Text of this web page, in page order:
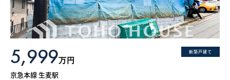
新築戸建て
5,999万円
京急本線 生麦駅